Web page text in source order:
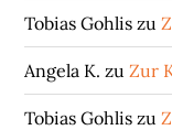
Tobias Gohlis zu
Angela K. zuZur
Tobias Gohlis zu